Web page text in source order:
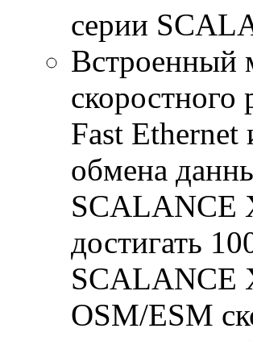
серии
Встроенный
скоростного
Fast Ethernet
обмена
SCALANCE
достигать
SCALANCE
OSM/ESM